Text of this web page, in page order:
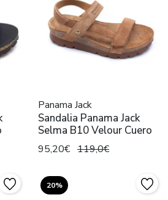
Panama Jack
Sandalia Panama Jack
Selma B10 Velour Cuero
95,20€ 119,0€
20%